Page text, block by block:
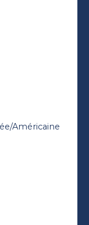
Américaine